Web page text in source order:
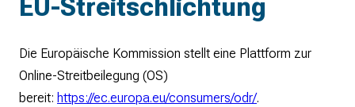
EU-Streitschlichtung
Die Europäische Kommission stellt eine Plattform zur
Online-Streitbeilegung (OS)
bereit: https://ec.europa.eu/consumers/odr/.